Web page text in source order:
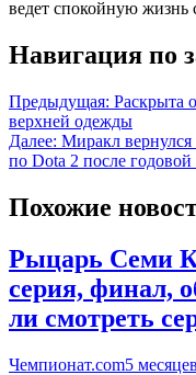
ведет спокойную жизнь
Навигация по
Предыдущая: Раскрыта
верхней одежды
Далее: Миракл вернулся
по Dota 2 после годовой
Похожие
Рыцарь Семи
серия, финал,
ли смотреть
Чемпионат.com5